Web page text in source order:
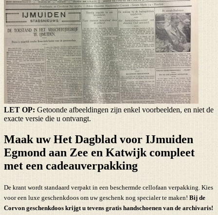
LET OP: Getoonde afbeeldingen zijn enkel voorbeelden, en niet de
exacte versie die u ontvangt.
Maak uw Het Dagblad voor IJmuiden
Egmond aan Zee en Katwijk compleet
met een cadeauverpakking
De krant wordt standaard verpakt in een beschermde cellofaan verpakking. Kies
voor een luxe geschenkdoos om uw geschenk nog specialer te maken! Bij de
Corvon geschenkdoos krijgt u tevens gratis handschoenen van de archivaris!